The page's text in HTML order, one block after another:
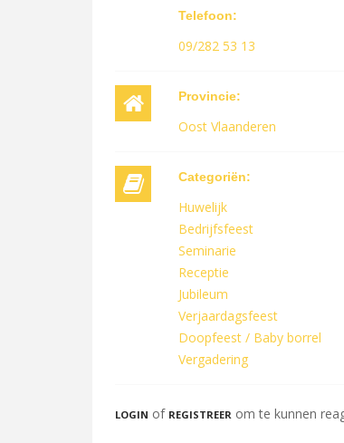
Telefoon:
09/282 53 13
Provincie:
Oost Vlaanderen
Categoriën:
Huwelijk
Bedrijfsfeest
Seminarie
Receptie
Jubileum
Verjaardagsfeest
Doopfeest / Baby borrel
Vergadering
LOGIN of REGISTREER om te kunnen